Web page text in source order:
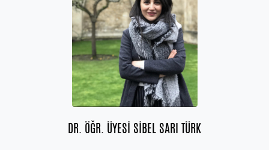
DR. ÖĞR. ÜYESİ SİBEL SARI TÜRK